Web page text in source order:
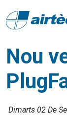
Nou
Dimarts 02 De